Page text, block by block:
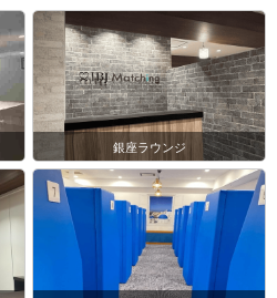
銀座ラウンジ